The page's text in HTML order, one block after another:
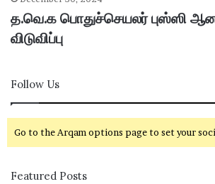
த.வெ.க பொதுச்செயலர் புஸ்ஸி
விடுவிப்பு
Follow Us
Go to the Arqam options page to set your
Featured Posts